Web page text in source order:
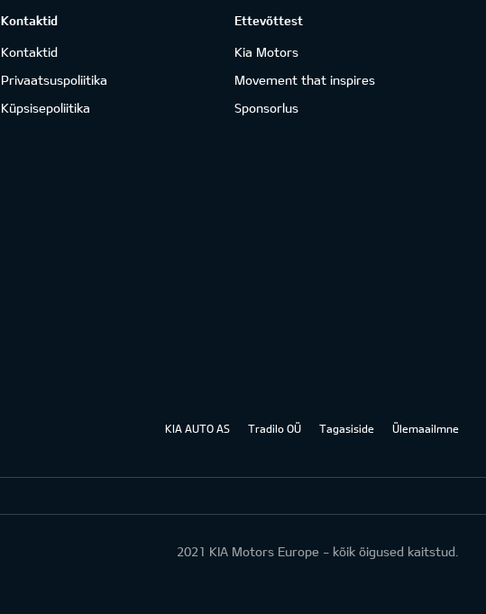
Kontaktid
Kontaktid
Privaatsuspoliitika
Küpsisepoliitika
Ettevõttest
Kia Motors
Movement that inspires
Sponsorlus
KIA AUTO AS Tradilo OÜ Tagasiside Ülemaailmne
2021 KIA Motors Europe - kõik õigused kaitstud.